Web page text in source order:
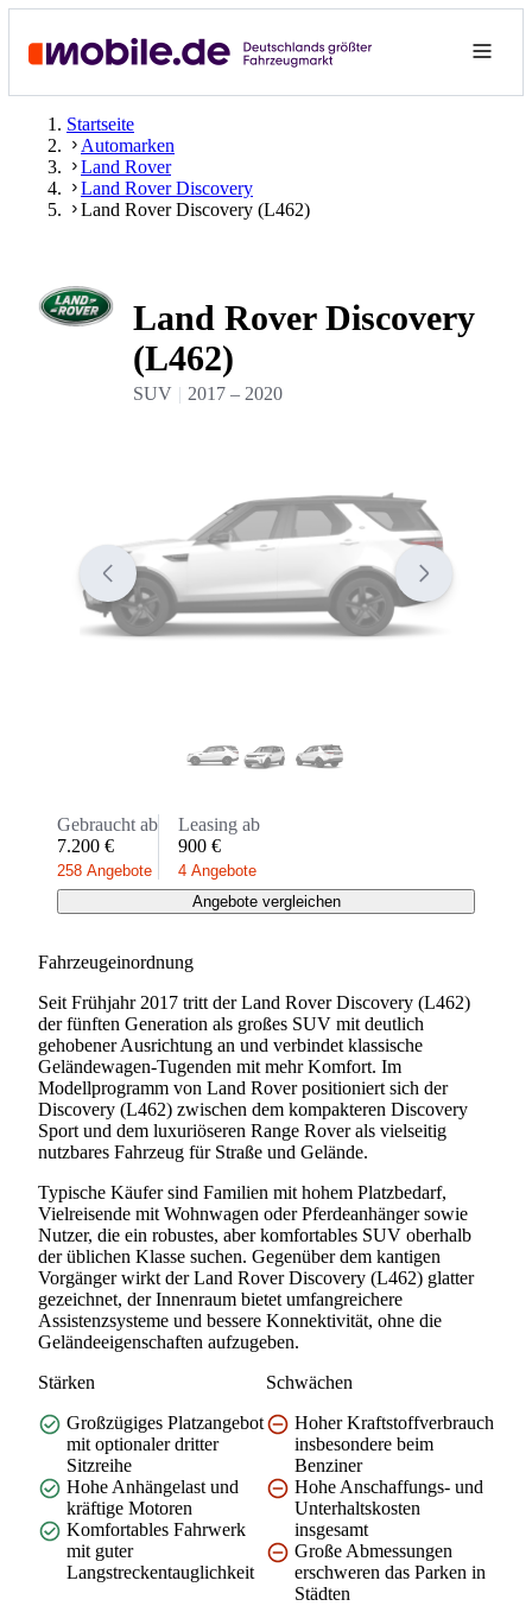
Startseite
Automarken
Land Rover
Land Rover Discovery
Land Rover Discovery (L462)
Land Rover Discovery
(L462)
SUV 2017– 2020
Gebraucht ab
7.200 €
258 Angebote
Leasing ab
900 €
4 Angebote
Angebote vergleichen
Fahrzeugeinordnung
Seit Frühjahr 2017 tritt der Land Rover Discovery (L462)
der fünften Generation als großes SUV mit deutlich
gehobener Ausrichtung an und verbindet klassische
Geländewagen-Tugenden mit mehr Komfort. Im
Modellprogramm von Land Rover positioniert sich der
Discovery (L462) zwischen dem kompakteren Discovery
Sport und dem luxuriöseren Range Rover als vielseitig
nutzbares Fahrzeug für Straße und Gelände.
Typische Käufer sind Familien mit hohem Platzbedarf,
Vielreisende mit Wohnwagen oder Pferdeanhänger sowie
Nutzer, die ein robustes, aber komfortables SUV oberhalb
der üblichen Klasse suchen. Gegenüber dem kantigen
Vorgänger wirkt der Land Rover Discovery (L462) glatter
gezeichnet, der Innenraum bietet umfangreichere
Assistenzsysteme und bessere Konnektivität, ohne die
Geländeeigenschaften aufzugeben.
Stärken
Großzügiges Platzangebot
mit optionaler dritter
Sitzreihe
Hohe Anhängelast und
kräftige Motoren
Komfortables Fahrwerk
mit guter
Langstreckentauglichkeit
Schwächen
Hoher Kraftstoffverbrauch
insbesondere beim
Benziner
Hohe Anschaffungs- und
Unterhaltskosten
insgesamt
Große Abmessungen
erschweren das Parken in
Städten